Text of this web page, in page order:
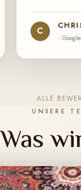
C
·
ALLE
UNSERE
Was